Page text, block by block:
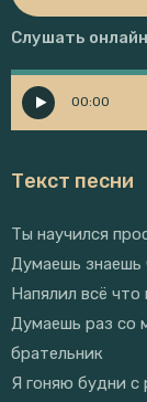
Слушать
00:00
Текст песни
Ты научился
Думаешь знаешь
Напялил всё что
Думаешь раз со
брательник
Я гоняю будни с